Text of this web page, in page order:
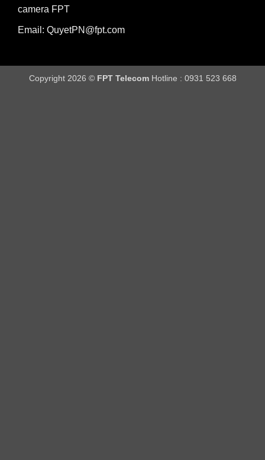
camera FPT
Email: QuyetPN@fpt.com
Copyright 2026 © FPT Telecom Hotline : 0931 523 668